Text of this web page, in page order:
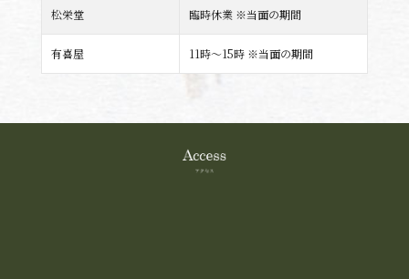
松栄堂 臨時休業 ※当面の期間
有喜屋 11時～15時 ※当面の期間